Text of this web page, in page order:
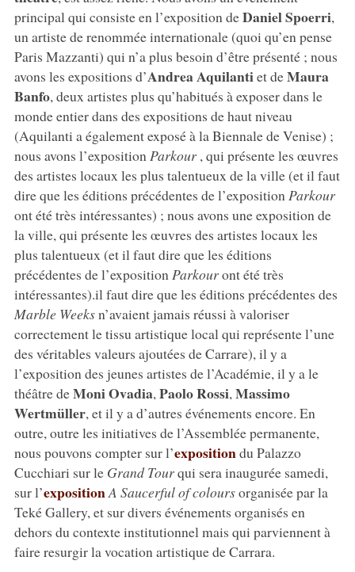
principal qui consiste en l’exposition deDaniel Spoerri,
un artiste de renommée internationale (quoi qu’en pense
Paris Mazzanti) qui n’a plus besoin d’être présenté ; nous
avons les expositions d’Andrea Aquilantiet deMaura
Banfo, deux artistes plus qu’habitués à exposer dans le
monde entier dans des expositions de haut niveau
(Aquilanti a également exposé à la Biennale de Venise) ;
nous avons l’exposition Parkour , qui présente les œuvres
des artistes locaux les plus talentueux de la ville (et il faut
dire que les éditions précédentes de l’exposition Parkour
ont été très intéressantes) ; nous avons une exposition de
la ville, qui présente les œuvres des artistes locaux les
plus talentueux (et il faut dire que les éditions
précédentes de l’exposition Parkouront été très
intéressantes).il faut dire que les éditions précédentes des
Marble Weeksn’avaient jamais réussi à valoriser
correctement le tissu artistique local qui représente l’une
des véritables valeurs ajoutées de Carrare), il y a
l’exposition des jeunes artistes de l’Académie, il y a le
théâtre deMoni Ovadia, Paolo Rossi, Massimo
Wertmüller, et il y a d’autres événements encore. En
outre, outre les initiatives de l’Assemblée permanente,
nous pouvons compter sur l’expositiondu Palazzo
Cucchiari sur le Grand Tourqui sera inaugurée samedi,
sur l’expositionA Saucerful of coloursorganisée par la
Teké Gallery, et sur divers événements organisés en
dehors du contexte institutionnel mais qui parviennent à
faire resurgir la vocation artistique de Carrara.